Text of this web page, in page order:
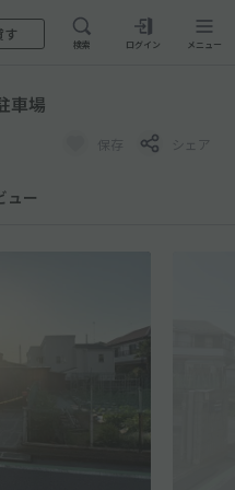
す
検索 ログイン メニュー
車場
保存 シェア
ュー